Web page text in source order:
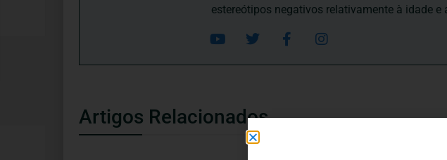
estereótipos negativos relativamente à idade e
Artigos Relacionados